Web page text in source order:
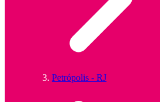
Petrópolis - RJ